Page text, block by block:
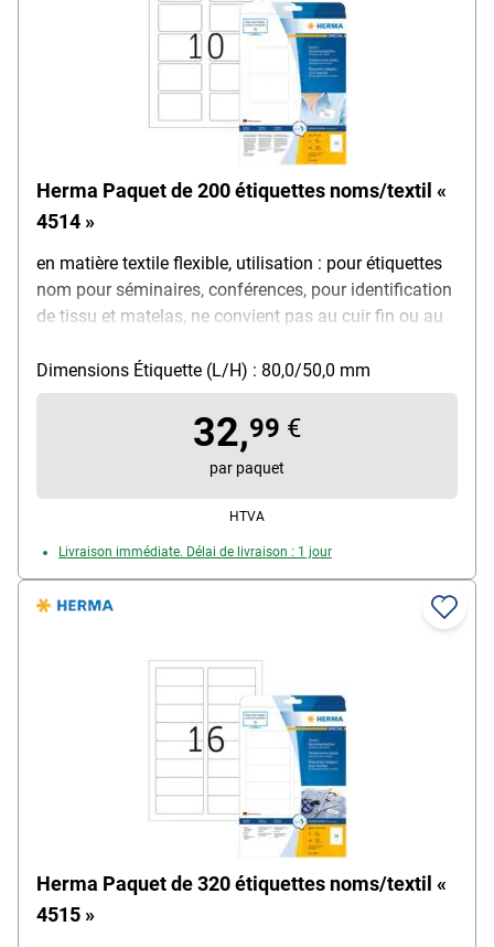
Herma Paquet de 200 étiquettes noms/textil «
4514 »
en matière textile flexible, utilisation : pour étiquettes
nom pour séminaires, conférences, pour identification
de tissu et matelas, ne convient pas au cuir fin ou au
redécollable, coins arrondis, séparable
individuellement, imprimable avec imprimante laser et
photocopieur (également couleur), alternative pratique
aux badges plastique, avec logiciel gratuit à
télécharger, matière : soie d'acétate, couleur : blanc,
dimensions (LxH) : 80 x 50 mm
Dimensions Étiquette (L/H) : 80,0/50,0 mm
32,99 €
par paquet
HTVA
Livraison immédiate. Délai de livraison : 1 jour
Herma Paquet de 320 étiquettes noms/textil «
4515 »